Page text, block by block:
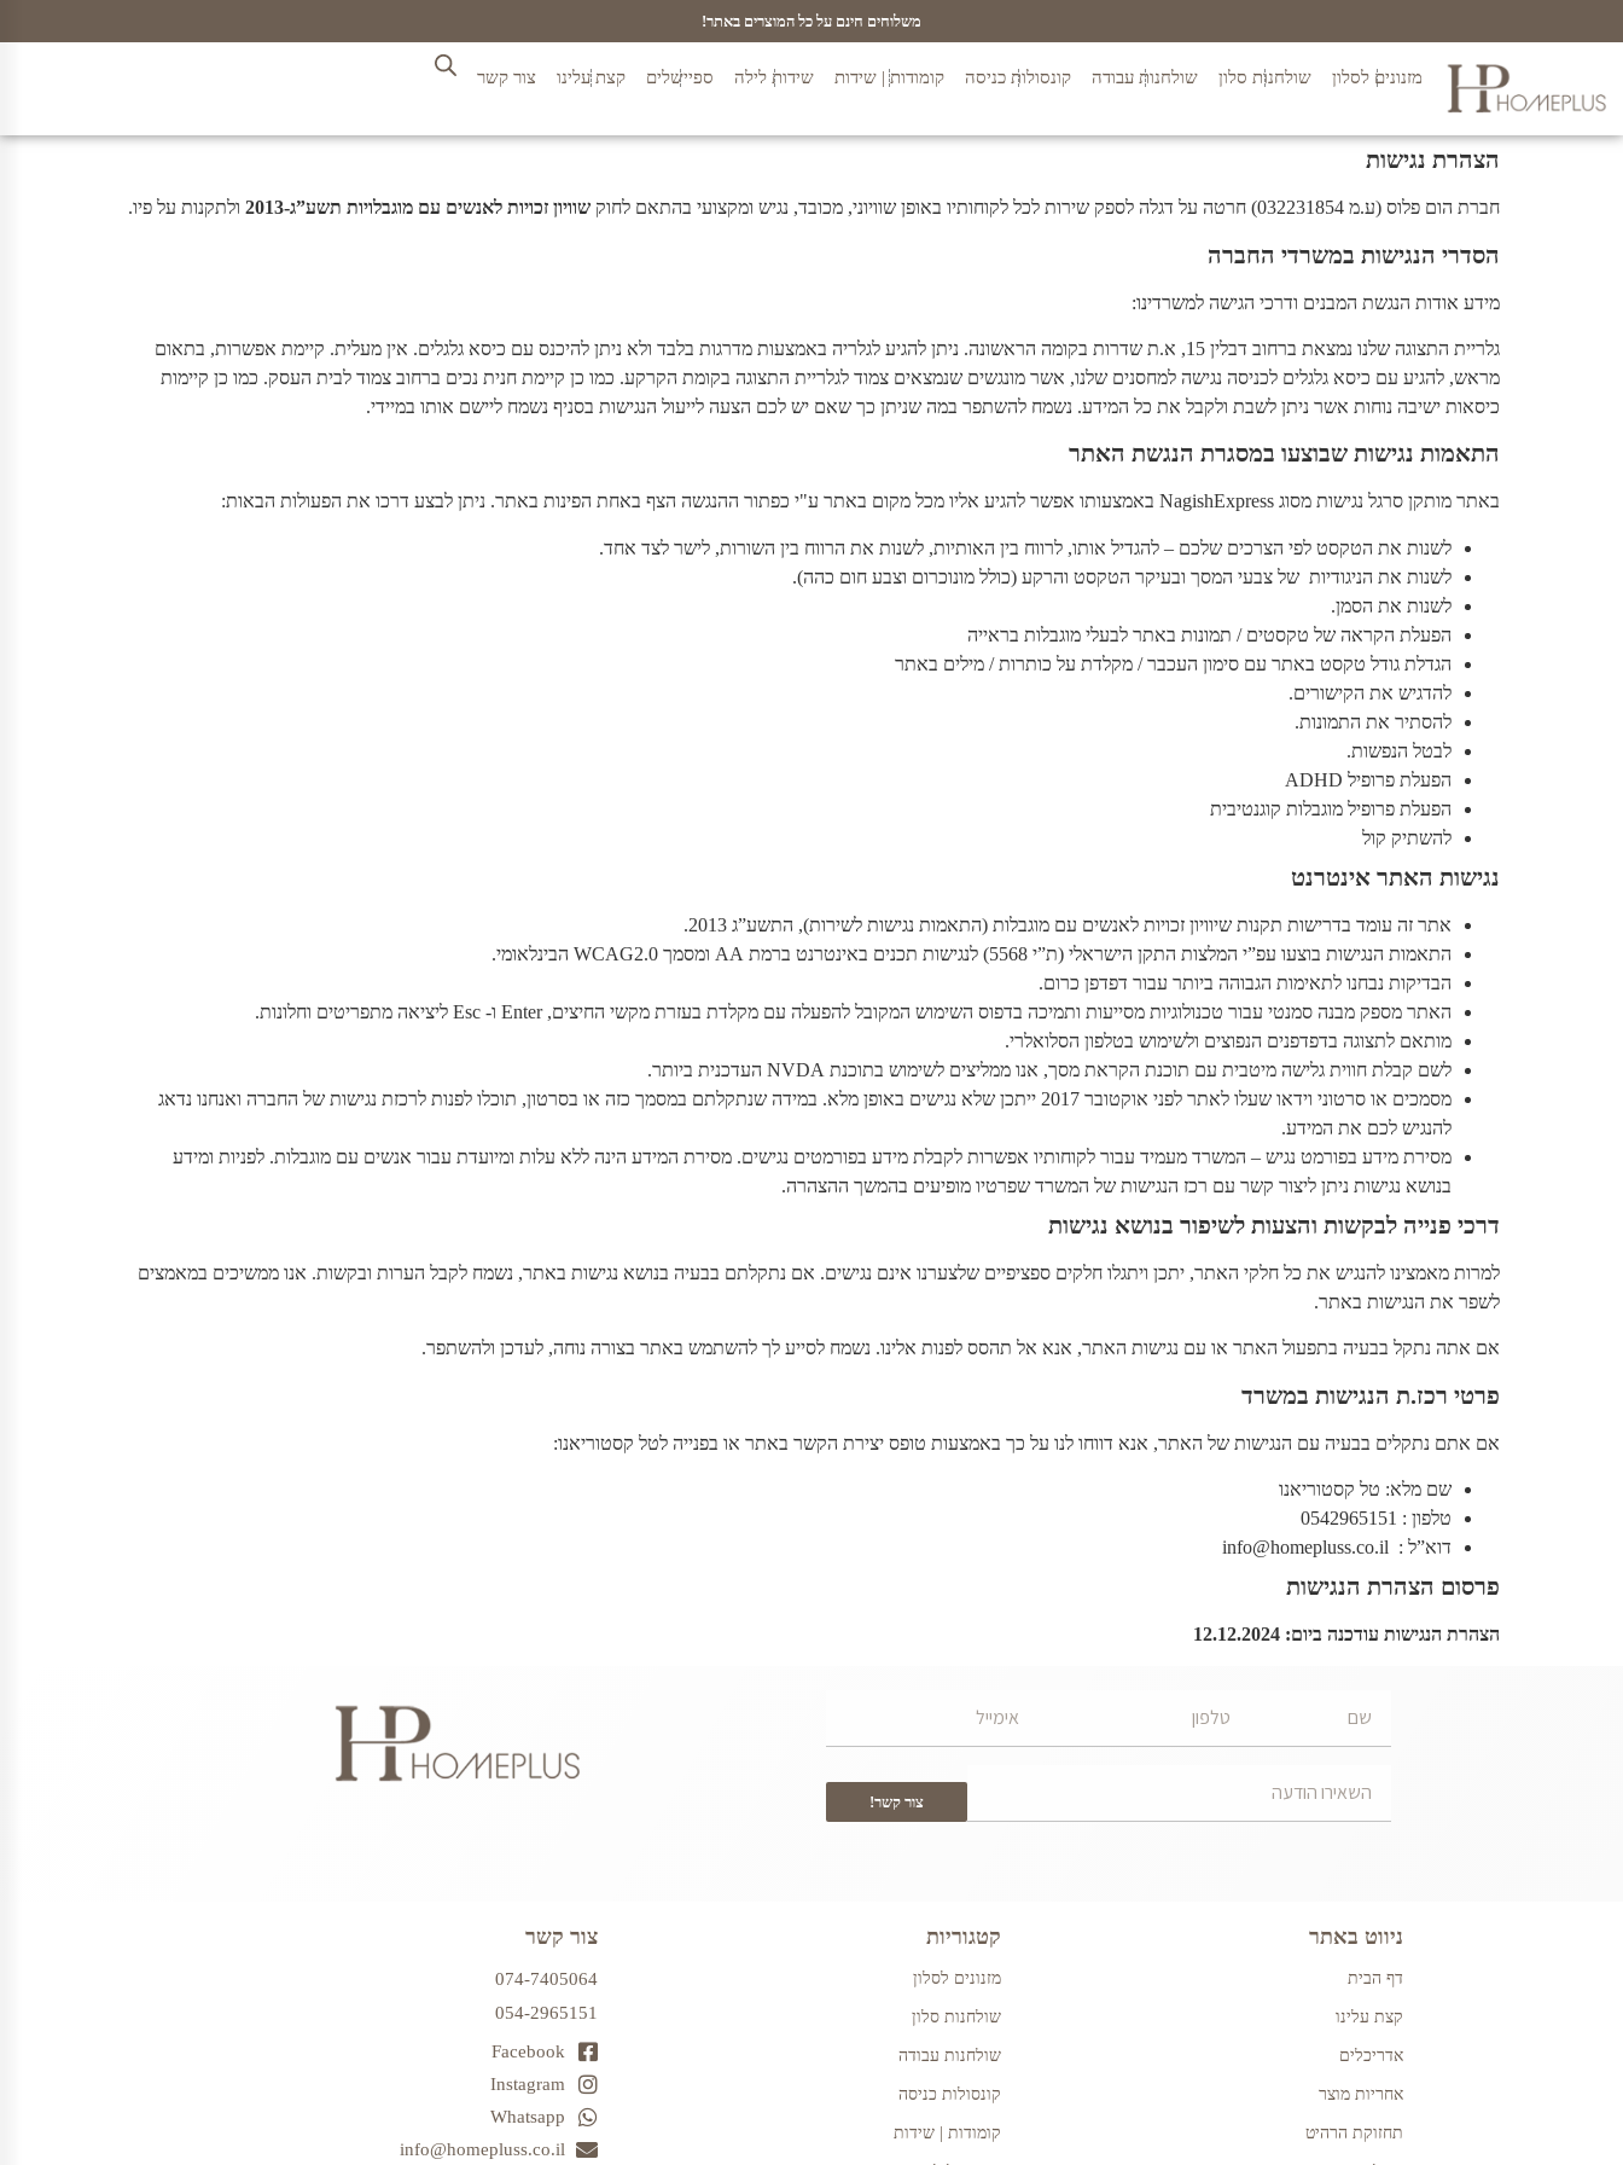
משלוחים חינם על כל המוצרים באתר!
מזנונים לסלון שולחנות סלון שולחנות עבודה קונסולות כניסה קומודות | שידות שידות לילה ספיישלים קצת עלינו צור קשר
הצהרת נגישות
חברת הום פלוס (ע.מ 032231854) חרטה על דגלה לספק שירות לכל לקוחותיו באופן שוויוני, מכובד, נגיש ומקצועי בהתאם לחוק שוויון זכויות לאנשים עם מוגבלויות תשע”ג-2013 ולתקנות על פיו.
הסדרי הנגישות במשרדי החברה
מידע אודות הנגשת המבנים ודרכי הגישה למשרדינו:
גלריית התצוגה שלנו נמצאת ברחוב דבלין 15, א.ת שדרות בקומה הראשונה. ניתן להגיע לגלריה באמצעות מדרגות בלבד ולא ניתן להיכנס עם כיסא גלגלים. אין מעלית. קיימת אפשרות, בתאום
מראש, להגיע עם כיסא גלגלים לכניסה נגישה למחסנים שלנו, אשר מונגשים שנמצאים צמוד לגלריית התצוגה בקומת הקרקע. כמו כן קיימת חנית נכים ברחוב צמוד לבית העסק. כמו כן קיימות
כיסאות ישיבה נוחות אשר ניתן לשבת ולקבל את כל המידע. נשמח להשתפר במה שניתן כך שאם יש לכם הצעה לייעול הנגישות בסניף נשמח ליישם אותו במיידי.
התאמות נגישות שבוצעו במסגרת הנגשת האתר
באתר מותקן סרגל נגישות מסוג NagishExpress באמצעותו אפשר להגיע אליו מכל מקום באתר ע"י כפתור ההנגשה הצף באחת הפינות באתר. ניתן לבצע דרכו את הפעולות הבאות:
לשנות את הטקסט לפי הצרכים שלכם – להגדיל אותו, לרווח בין האותיות, לשנות את הרווח בין השורות, לישר לצד אחד.
לשנות את הניגודיות של צבעי המסך ובעיקר הטקסט והרקע (כולל מונוכרום וצבע חום כהה).
לשנות את הסמן.
הפעלת הקראה של טקסטים / תמונות באתר לבעלי מוגבלות בראייה
הגדלת גודל טקסט באתר עם סימון העכבר / מקלדת על כותרות / מילים באתר
להדגיש את הקישורים.
להסתיר את התמונות.
לבטל הנפשות.
הפעלת פרופיל ADHD
הפעלת פרופיל מוגבלות קוגנטיבית
להשתיק קול
נגישות האתר אינטרנט
אתר זה עומד בדרישות תקנות שיוויון זכויות לאנשים עם מוגבלות (התאמות נגישות לשירות), התשע”ג 2013.
התאמות הנגישות בוצעו עפ”י המלצות התקן הישראלי (ת”י 5568) לנגישות תכנים באינטרנט ברמת AA ומסמך WCAG2.0 הבינלאומי.
הבדיקות נבחנו לתאימות הגבוהה ביותר עבור דפדפן כרום.
האתר מספק מבנה סמנטי עבור טכנולוגיות מסייעות ותמיכה בדפוס השימוש המקובל להפעלה עם מקלדת בעזרת מקשי החיצים, Enter ו- Esc ליציאה מתפריטים וחלונות.
מותאם לתצוגה בדפדפנים הנפוצים ולשימוש בטלפון הסלואלרי.
לשם קבלת חווית גלישה מיטבית עם תוכנת הקראת מסך, אנו ממליצים לשימוש בתוכנת NVDA העדכנית ביותר.
מסמכים או סרטוני וידאו שעלו לאתר לפני אוקטובר 2017 ייתכן שלא נגישים באופן מלא. במידה שנתקלתם במסמך כזה או בסרטון, תוכלו לפנות לרכזת נגישות של החברה ואנחנו נדאג
להנגיש לכם את המידע.
מסירת מידע בפורמט נגיש – המשרד מעמיד עבור לקוחותיו אפשרות לקבלת מידע בפורמטים נגישים. מסירת המידע הינה ללא עלות ומיועדת עבור אנשים עם מוגבלות. לפניות ומידע
בנושא נגישות ניתן ליצור קשר עם רכז הנגישות של המשרד שפרטיו מופיעים בהמשך ההצהרה.
דרכי פנייה לבקשות והצעות לשיפור בנושא נגישות
למרות מאמצינו להנגיש את כל חלקי האתר, יתכן ויתגלו חלקים ספציפיים שלצערנו אינם נגישים. אם נתקלתם בבעיה בנושא נגישות באתר, נשמח לקבל הערות ובקשות. אנו ממשיכים במאמצים
לשפר את הנגישות באתר.
אם אתה נתקל בבעיה בתפעול האתר או עם נגישות האתר, אנא אל תהסס לפנות אלינו. נשמח לסייע לך להשתמש באתר בצורה נוחה, לעדכן ולהשתפר.
פרטי רכז.ת הנגישות במשרד
אם אתם נתקלים בבעיה עם הנגישות של האתר, אנא דווחו לנו על כך באמצעות טופס יצירת הקשר באתר או בפנייה לטל קסטוריאנו:
שם מלא: טל קסטוריאנו
טלפון : 0542965151
דוא”ל : info@homepluss.co.il
פרסום הצהרת הנגישות
הצהרת הנגישות עודכנה ביום: 12.12.2024
צור קשר!
ניווט באתר
דף הבית
קצת עלינו
אדריכלים
אחריות מוצר
תחזוקת הרהיט
קטגוריות
מזנונים לסלון
שולחנות סלון
שולחנות עבודה
קונסולות כניסה
קומודות | שידות
צור קשר
074-7405064
054-2965151
Facebook
Instagram
Whatsapp
info@homepluss.co.il